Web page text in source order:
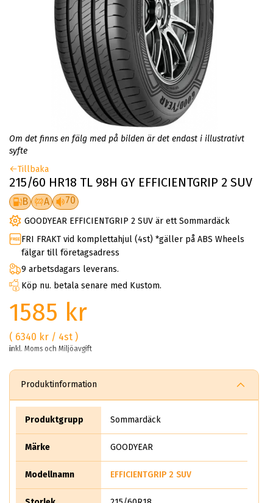
Om det finns en fälg med på bilden är det endast i illustrativt
syfte
Tillbaka
215/60 HR18 TL 98H GY EFFICIENTGRIP 2 SUV
B A 70
GOODYEAR EFFICIENTGRIP 2 SUV är ett Sommardäck
FRI FRAKT vid komplettahjul (4st) *gäller på ABS Wheels
fälgar till företagsadress
9 arbetsdagars leverans.
Köp nu. betala senare med Kustom.
1585 kr
( 6340 kr / 4st )
inkl. Moms och Miljöavgift
Produktinformation
Produktgrupp Sommardäck
Märke GOODYEAR
Modellnamn EFFICIENTGRIP 2 SUV